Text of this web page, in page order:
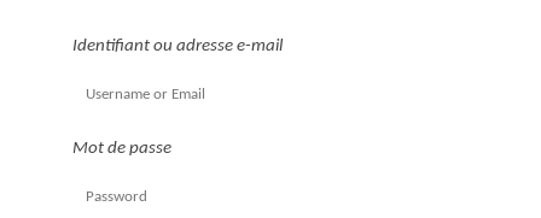
Identifiant ou adresse e-mail
Mot de passe